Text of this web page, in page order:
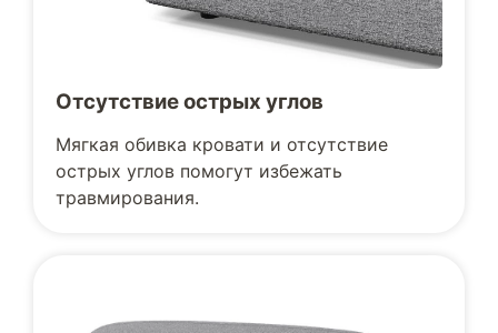
Отсутствие острых углов
Мягкая обивка кровати и отсутствие
острых углов помогут избежать
травмирования.